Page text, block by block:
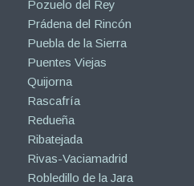
Pozuelo del Rey
Prádena del Rincón
Puebla de la Sierra
Puentes Viejas
Quijorna
Rascafría
Redueña
Ribatejada
Rivas-Vaciamadrid
Robledillo de la Jara